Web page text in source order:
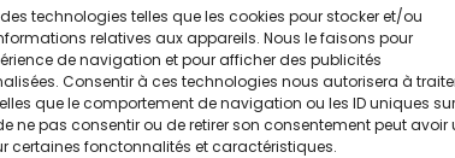
technologies telles que les cookies pour stocker et/ou
relatives aux appareils. Nous le faisons pour
de navigation et pour afficher des publicités
Consentir à ces technologies nous autorisera à
que le comportement de navigation ou les ID uniques sur
ne pas consentir ou de retirer son consentement peut avoir
certaines fonctonnalités et caractéristiques.
nos
Évaluez